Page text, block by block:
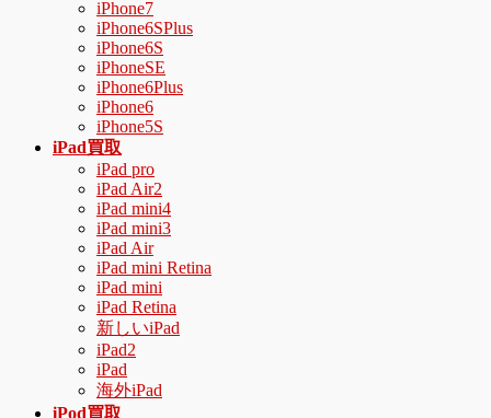
iPhone7
iPhone6SPlus
iPhone6S
iPhoneSE
iPhone6Plus
iPhone6
iPhone5S
iPad買取
iPad pro
iPad Air2
iPad mini4
iPad mini3
iPad Air
iPad mini Retina
iPad mini
iPad Retina
新しいiPad
iPad2
iPad
海外iPad
iPod買取